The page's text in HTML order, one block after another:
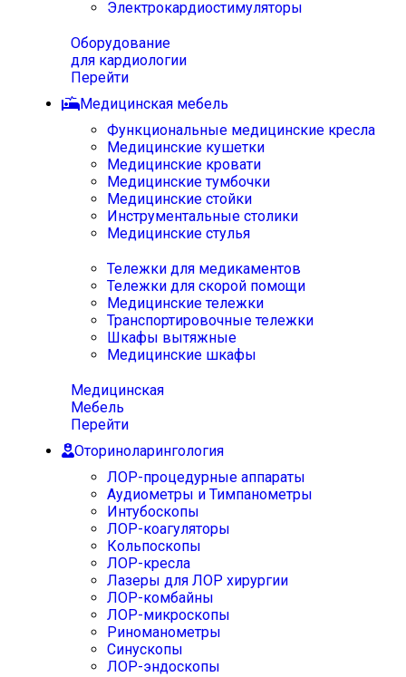
Электрокардиостимуляторы
Оборудование
для кардиологии
Перейти
Медицинская мебель
Функциональные медицинские кресла
Медицинские кушетки
Медицинские кровати
Медицинские тумбочки
Медицинские стойки
Инструментальные столики
Медицинские стулья
Тележки для медикаментов
Тележки для скорой помощи
Медицинские тележки
Транспортировочные тележки
Шкафы вытяжные
Медицинские шкафы
Медицинская
Мебель
Перейти
Оториноларингология
ЛОР-процедурные аппараты
Аудиометры и Тимпанометры
Интубоскопы
ЛОР-коагуляторы
Кольпоскопы
ЛОР-кресла
Лазеры для ЛОР хирургии
ЛОР-комбайны
ЛОР-микроскопы
Риноманометры
Синускопы
ЛОР-эндоскопы